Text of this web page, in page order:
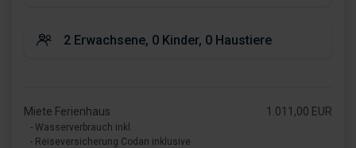
Miete Ferienhaus
- Wasserverbrauch inkl.
- Reiseversicherung Codan inklusive
1.011,00 EUR